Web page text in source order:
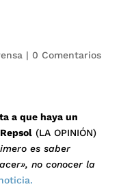
| 0 Comentarios
a que haya un
(LA OPINIÓN)
es saber
no conocer la